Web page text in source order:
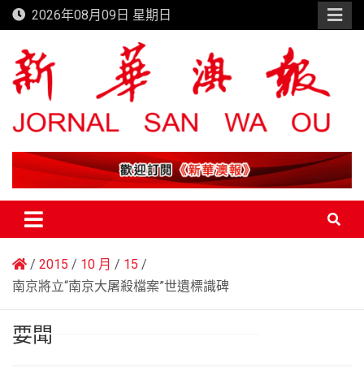
Skip
to
content
2026年08月09日 星期日
新華澳報
2015 10 月
15
南京將立“南京大屠殺檔案”世遺標識碑
要聞